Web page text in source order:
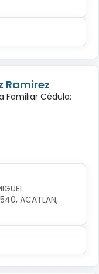
Ramirez
Familiar Cédula:
ACATLAN,